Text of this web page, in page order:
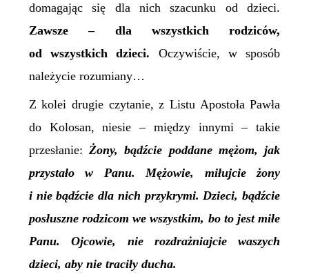
domagając się dla nich szacunku od dzieci.
Zawsze – dla wszystkich rodziców,
od wszystkich dzieci. Oczywiście, w sposób
należycie rozumiany…
Z kolei drugie czytanie, z Listu Apostoła Pawła
do Kolosan, niesie – między innymi – takie
przesłanie:Żony, bądźcie poddane mężom, jak
przystało w Panu. Mężowie, miłujcie żony
i nie bądźcie dla nich przykrymi. Dzieci, bądźcie
posłuszne rodzicom we wszystkim, bo to jest miłe
Panu. Ojcowie, nie rozdrażniajcie waszych
dzieci, aby nie traciły ducha.